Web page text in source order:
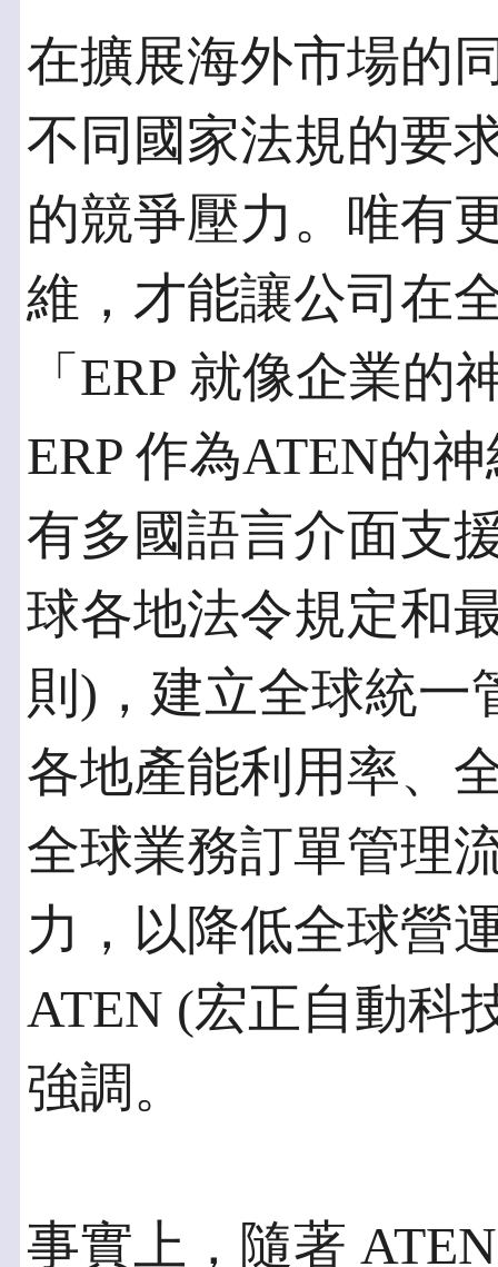
在擴展海外市場的
不同國家法規的要
的競爭壓力。唯有
維，才能讓公司在
「ERP 就像企業的
ERP 作為ATEN的
有多國語言介面支
球各地法令規定和
則)，建立全球統一
各地產能利用率、
全球業務訂單管理
力，以降低全球營
ATEN (宏正自動科
強調。
事實上，隨著